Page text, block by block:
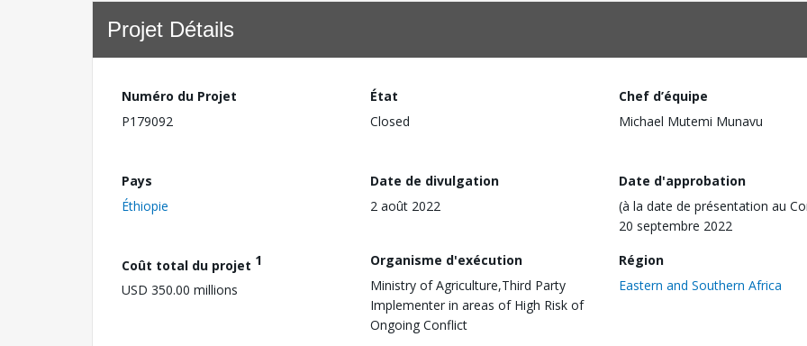
Projet Détails
Numéro du Projet
P179092
État
Closed
Chef d’équipe
Michael Mutemi Munavu
Pays
Éthiopie
Date de divulgation
2 août 2022
Date d'approbation
(à la date de présentation au
20 septembre 2022
Coût total du projet 1
USD 350.00 millions
Organisme d'exécution
Ministry of Agriculture,Third Party
Implementer in areas of High Risk of
Ongoing Conflict
Région
Eastern and Southern Africa